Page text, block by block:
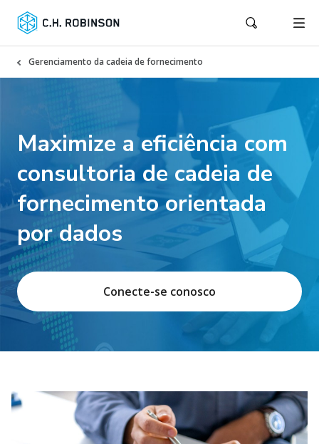
Gerenciamento da cadeia de fornecimento
Maximize a eficiência com
consultoria de cadeia de
fornecimento orientada
por dados
Conecte-se conosco